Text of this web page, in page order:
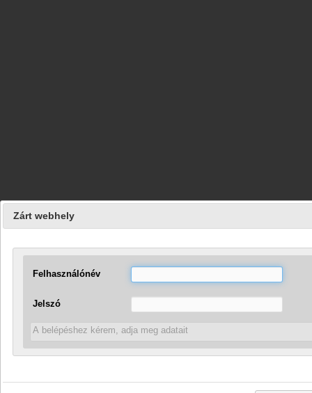
Zárt webhely
Felhasználónév
Jelszó
A belépéshez kérem, adja meg adatait